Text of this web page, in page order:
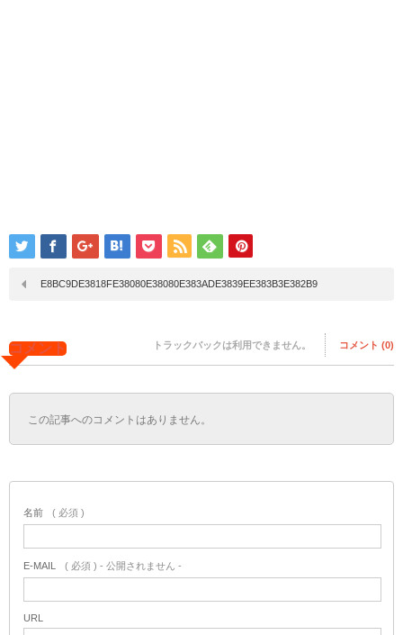
E8BC9DE3818FE38080E38080E383ADE3839EE383B3E382B9
コメント トラックバックは利用できません。 コメント (0)
この記事へのコメントはありません。
名前 ( 必須 )
E-MAIL ( 必須 ) - 公開されません -
URL